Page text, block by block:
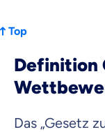
Top
Definition
Das „Gesetz
Kontaktaufnahme